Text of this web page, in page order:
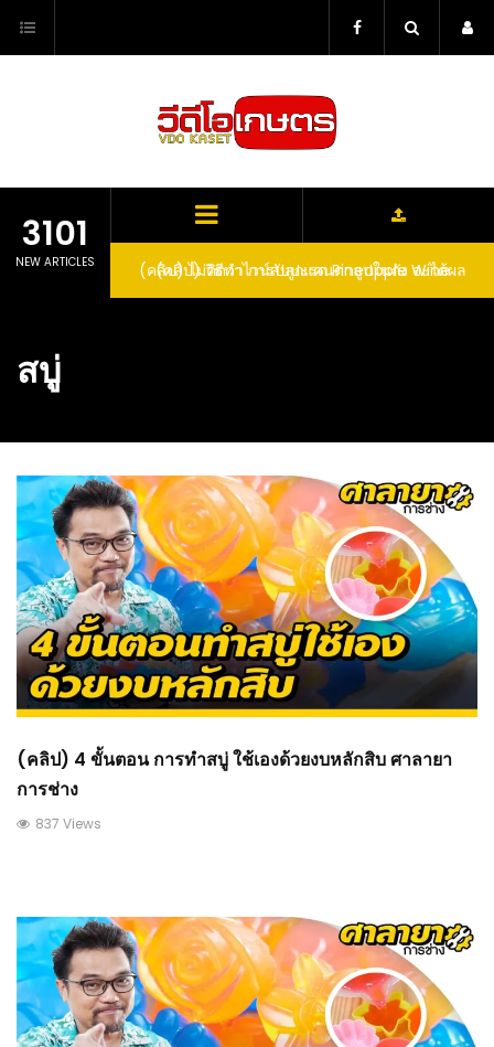
content
3101
NEW ARTICLES
ปในถัง จะได้ผล
expect that
fruit
(คลิป) วิธีทำไวน์สับปะรด Pineapple Wine
สบู่
(คลิป) 4 ขั้นตอน การทำสบู่ ใช้เองด้วยงบหลักสิบ ศาลายา
การช่าง
837 Views